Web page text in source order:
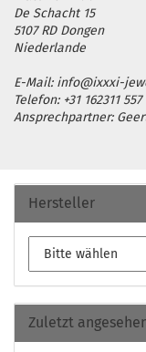
De Schacht 15
5107 RD Dongen
Niederlande
E-Mail: info@ixxxi-
Telefon: +31 162311 557
Ansprechpartner:
Hersteller
Zuletzt